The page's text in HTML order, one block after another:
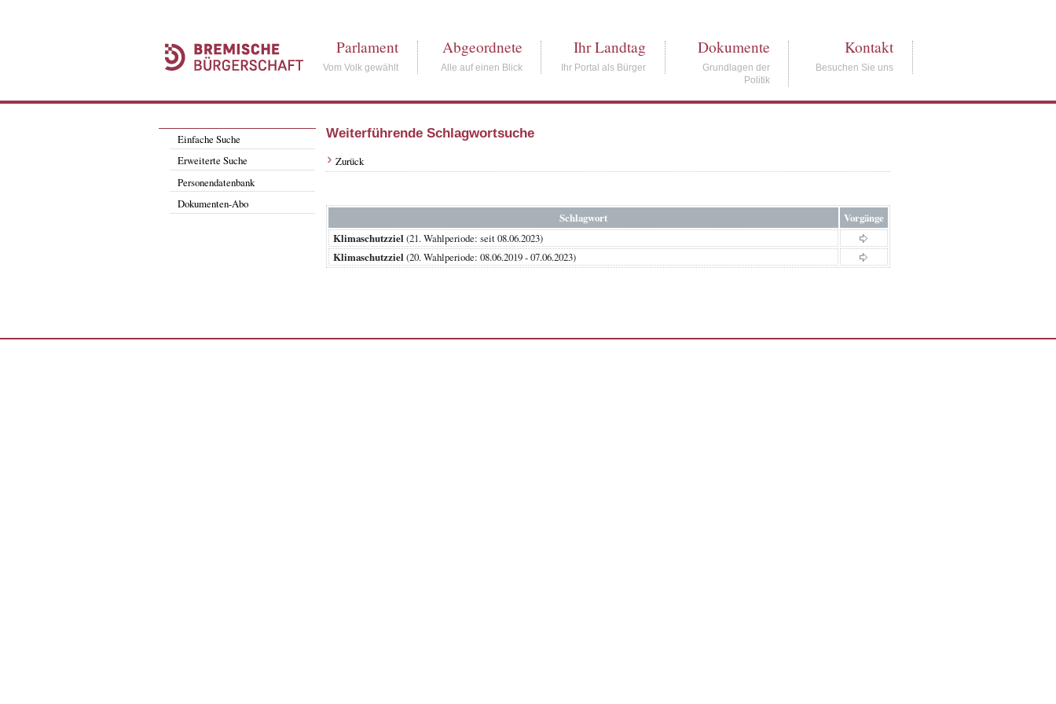
Parlament
Vom Volk gewählt
Abgeordnete
Alle auf einen Blick
Ihr Landtag
Ihr Portal als Bürger
Dokumente
Grundlagen der
Politik
Kontakt
Besuchen Sie uns
Einfache Suche
Erweiterte Suche
Personendatenbank
Dokumenten-Abo
Weiterführende Schlagwortsuche
Zurück
Schlagwort
Vorgänge
Klimaschutzziel (21. Wahlperiode: seit 08.06.2023)
Klimaschutzziel (20. Wahlperiode: 08.06.2019 - 07.06.2023)